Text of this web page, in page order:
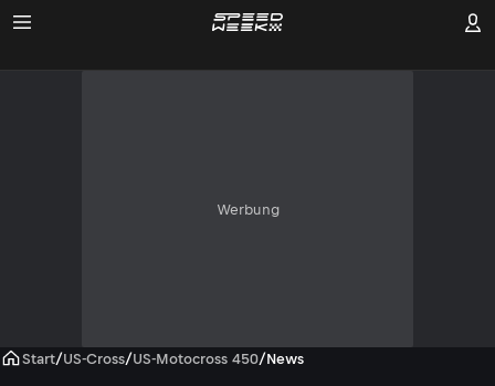
Werbung
Start/US-Cross/US-Motocross 450/News